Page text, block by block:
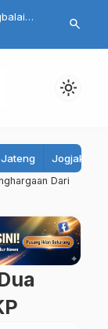
Cegah
Kesehatan
search
light_mode
Jateng Jogjakarta
Dari